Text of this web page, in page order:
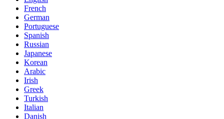
French
German
Portuguese
Spanish
Russian
Japanese
Korean
Arabic
Irish
Greek
Turkish
Italian
Danish